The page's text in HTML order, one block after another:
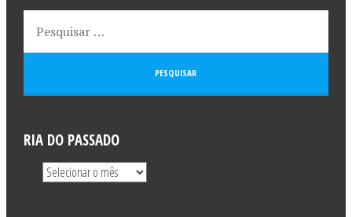
RIA DO PASSADO